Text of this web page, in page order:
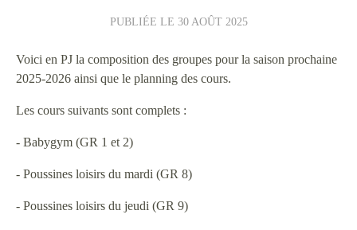
PUBLIÉE LE 30 AOÛT 2025
Voici en PJ la composition des groupes pour la saison prochaine
2025-2026 ainsi que le planning des cours.
Les cours suivants sont complets :
- Babygym (GR 1 et 2)
- Poussines loisirs du mardi (GR 8)
- Poussines loisirs du jeudi (GR 9)